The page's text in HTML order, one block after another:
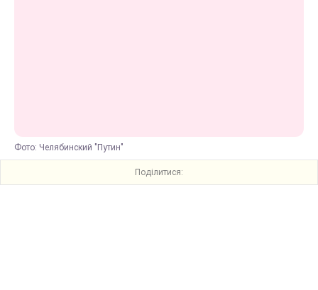
Фото: Челябинский "Путин"
Поділитися: